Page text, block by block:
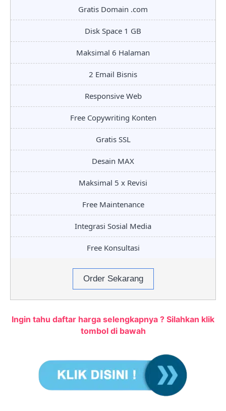
Gratis Domain .com
Disk Space 1 GB
Maksimal 6 Halaman
2 Email Bisnis
Responsive Web
Free Copywriting Konten
Gratis SSL
Desain MAX
Maksimal 5 x Revisi
Free Maintenance
Integrasi Sosial Media
Free Konsultasi
Order Sekarang
Ingin tahu daftar harga selengkapnya ? Silahkan klik
tombol di bawah